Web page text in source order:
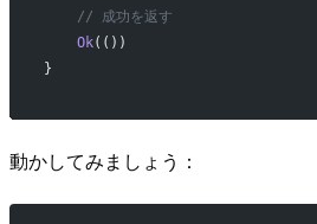
    // 成功を返す
    Ok
(())
}
動かしてみましょう：